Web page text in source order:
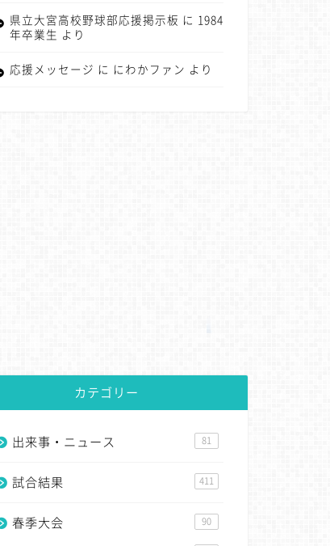
県立大宮高校野球部応援掲示板 に 1984
年卒業生 より
応援メッセージ に にわかファン より
カテゴリー
出来事・ニュース 81
試合結果 411
春季大会 90